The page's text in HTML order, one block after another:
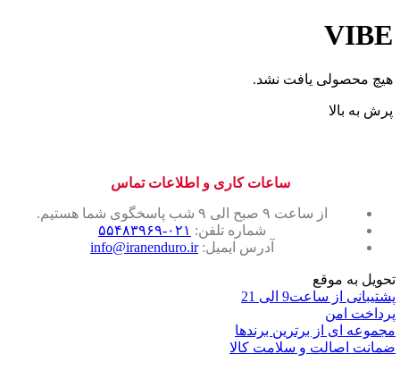
VIBE
هیچ محصولی یافت نشد.
پرش به بالا
ساعات کاری و اطلاعات تماس
از ساعت ۹ صبح الی ۹ شب پاسخگوی شما هستیم.
شماره تلفن: ۰۲۱-۵۵۴۸۳۹۶۹
آدرس ایمیل:info@iranenduro.ir
تحویل به موقع
پشتیبانی از ساعت9 الی 21
پرداخت امن
مجموعه ای از برترین برندها
ضمانت اصالت و سلامت کالا